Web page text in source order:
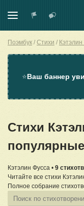
Поэмбук Стихи
⭐Ваш баннер
Стихи
Кэтэлин Фусса • 9
Читайте все стихи
Полное собрание